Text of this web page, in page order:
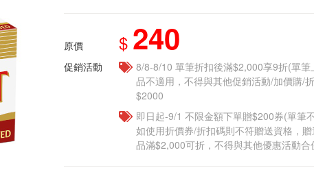
原價 $ 240
促銷活動
8/8-8/10 單筆折扣後滿$2,000享9折(單
品不適用，不得與其他促銷活動/加價購/
$2000
即日起-9/1 不限金額下單贈$200券(單筆
如使用折價券/折扣碼則不符贈送資格，
品滿$2,000可折，不得與其他優惠活動合